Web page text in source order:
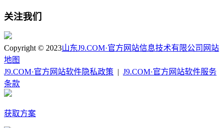
关注我们
Copyright © 2023山东J9.COM·官方网站信息技术有限公司 网站
地图
J9.COM·官方网站软件隐私政策
J9.COM·官方网站软件服务
条款
获取方案